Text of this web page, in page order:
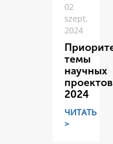
02
szept.
2024
темы
научных
проектов
2024
ЧИТАТЬ
>